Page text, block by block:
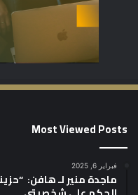
Most Viewed Posts
فبراير 6, 2025
ماجدة منير لـ هافن: